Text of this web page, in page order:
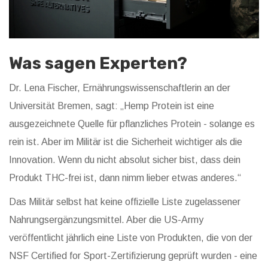
Was sagen Experten?
Dr. Lena Fischer, Ernährungswissenschaftlerin an der
Universität Bremen, sagt: „Hemp Protein ist eine
ausgezeichnete Quelle für pflanzliches Protein - solange es
rein ist. Aber im Militär ist die Sicherheit wichtiger als die
Innovation. Wenn du nicht absolut sicher bist, dass dein
Produkt THC-frei ist, dann nimm lieber etwas anderes.“
Das Militär selbst hat keine offizielle Liste zugelassener
Nahrungsergänzungsmittel. Aber die US-Army
veröffentlicht jährlich eine Liste von Produkten, die von der
NSF Certified for Sport-Zertifizierung geprüft wurden - eine